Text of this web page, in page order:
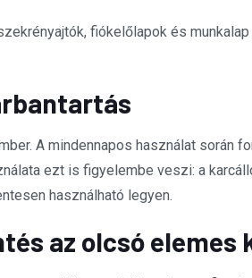
fiókelőlapok és
A mindennapos használat során
ezt is figyelembe veszi: a
használható legyen.
az olcsó elemes